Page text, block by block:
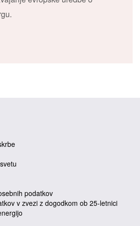
podatkov
v zvezi z dogodkom ob 25-letnici